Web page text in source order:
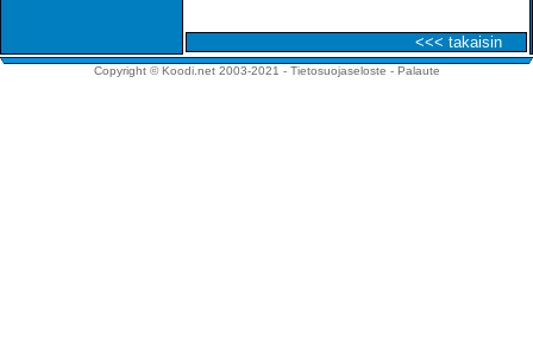
<<< takaisin
Copyright © Koodi.net 2003-2021 - Tietosuojaseloste - Palaute